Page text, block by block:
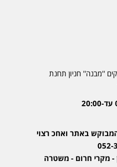
''מבנה'' חניון תחנת
באתר ואחכ רצוי
- מקרי חרום - משטרה